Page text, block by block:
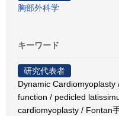
胸部外科学
キーワード
研究代表者
Dynamic
function / pedicled
cardiomyoplasty / Fontan